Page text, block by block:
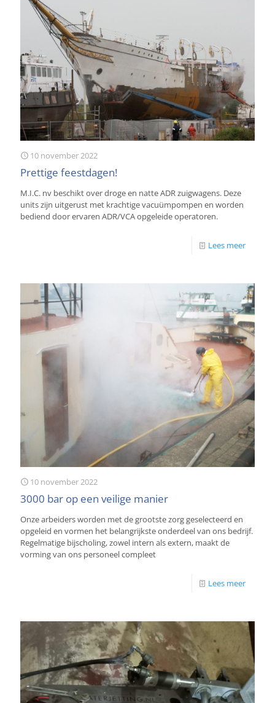
10 november 2022
Prettige feestdagen!
M.I.C. nv beschikt over droge en natte ADR zuigwagens. Deze
units zijn uitgerust met krachtige vacuümpompen en worden
bediend door ervaren ADR/VCA opgeleide operatoren.
Lees meer
10 november 2022
3000 bar op een veilige manier
Onze arbeiders worden met de grootste zorg geselecteerd en
opgeleid en vormen het belangrijkste onderdeel van ons bedrijf.
Regelmatige bijscholing, zowel intern als extern, maakt de
vorming van ons personeel compleet
Lees meer